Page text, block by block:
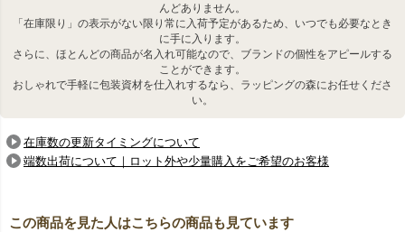
んどありません。
「在庫限り」の表示がない限り常に入荷予定があるため、いつでも必要なとき
に手に入ります。
さらに、ほとんどの商品が名入れ可能なので、ブランドの個性をアピールする
ことができます。
おしゃれで手軽に包装資材を仕入れするなら、ラッピングの森にお任せくださ
い。
在庫数の更新タイミングについて
端数出荷について｜ロット外や少量購入をご希望のお客様
この商品を見た人はこちらの商品も見ています